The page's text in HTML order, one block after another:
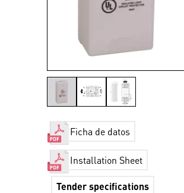
Ficha de datos
Installation Sheet
Tender specifications